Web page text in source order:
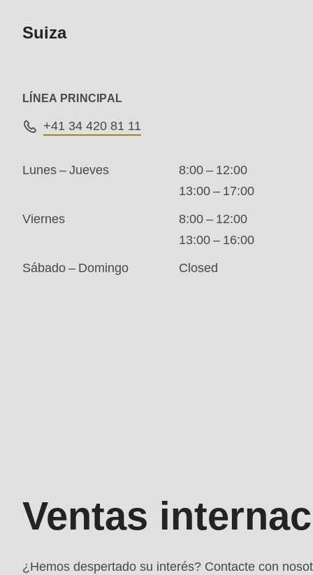
mb_substr():
Passing
to
#1
592
of
Suiza
LÍNEA PRINCIPAL
+41 34 420 81 11
Lunes – Jueves
8:00 – 12:00
13:00 – 17:00
Viernes
8:00 – 12:00
13:00 – 16:00
Sábado – Domingo
Closed
Ventas
¿Hemos despertado su interés? Contacte con